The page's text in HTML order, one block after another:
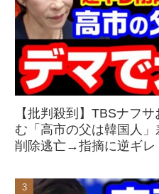
【批判殺到】TBSナフ
む「高市の父は韓国人
削除逃亡→指摘に逆ギレ